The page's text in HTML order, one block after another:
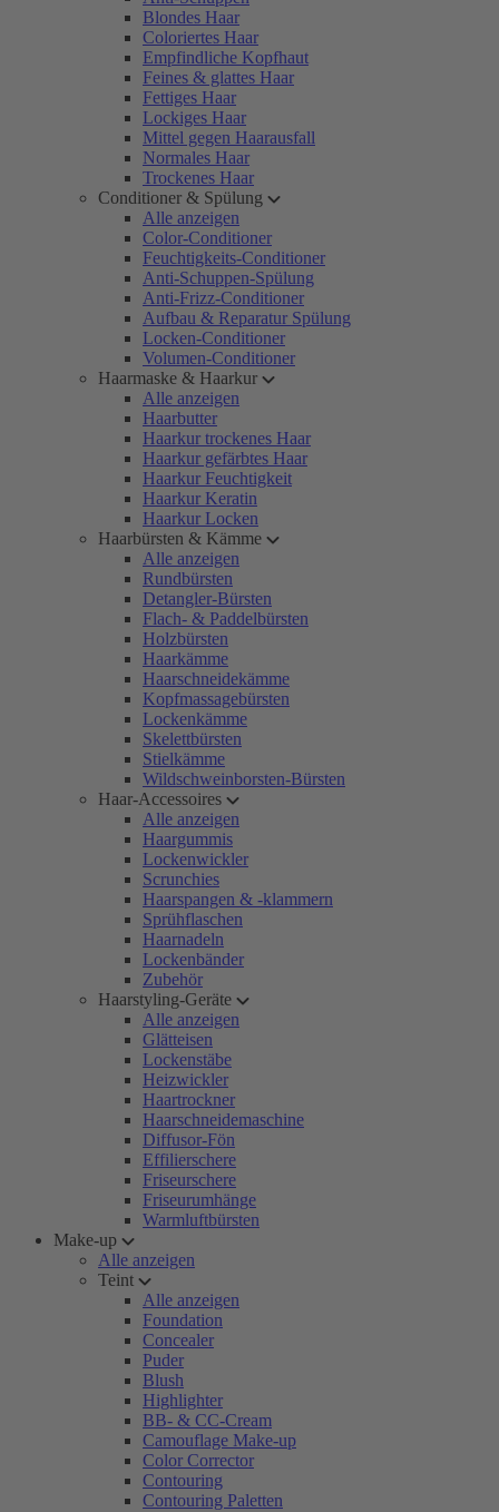
Blondes Haar
Coloriertes Haar
Empfindliche Kopfhaut
Feines & glattes Haar
Fettiges Haar
Lockiges Haar
Mittel gegen Haarausfall
Normales Haar
Trockenes Haar
Conditioner & Spülung
Alle anzeigen
Color-Conditioner
Feuchtigkeits-Conditioner
Anti-Schuppen-Spülung
Anti-Frizz-Conditioner
Aufbau & Reparatur Spülung
Locken-Conditioner
Volumen-Conditioner
Haarmaske & Haarkur
Alle anzeigen
Haarbutter
Haarkur trockenes Haar
Haarkur gefärbtes Haar
Haarkur Feuchtigkeit
Haarkur Keratin
Haarkur Locken
Haarbürsten & Kämme
Alle anzeigen
Rundbürsten
Detangler-Bürsten
Flach- & Paddelbürsten
Holzbürsten
Haarkämme
Haarschneidekämme
Kopfmassagebürsten
Lockenkämme
Skelettbürsten
Stielkämme
Wildschweinborsten-Bürsten
Haar-Accessoires
Alle anzeigen
Haargummis
Lockenwickler
Scrunchies
Haarspangen & -klammern
Sprühflaschen
Haarnadeln
Lockenbänder
Zubehör
Haarstyling-Geräte
Alle anzeigen
Glätteisen
Lockenstäbe
Heizwickler
Haartrockner
Haarschneidemaschine
Diffusor-Fön
Effilierschere
Friseurschere
Friseurumhänge
Warmluftbürsten
Make-up
Alle anzeigen
Teint
Alle anzeigen
Foundation
Concealer
Puder
Blush
Highlighter
BB- & CC-Cream
Camouflage Make-up
Color Corrector
Contouring
Contouring Paletten